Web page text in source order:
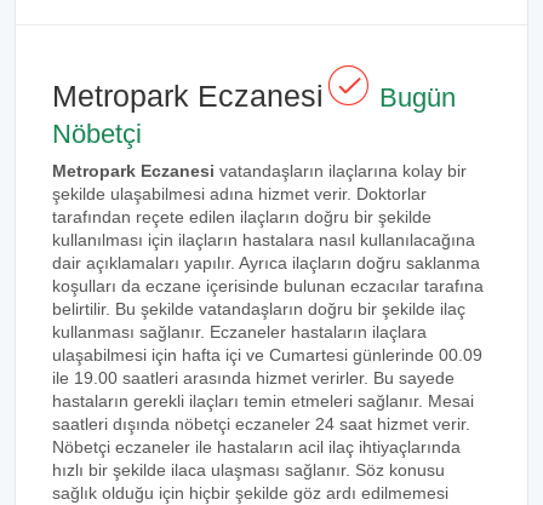
Metropark Eczanesi
Bugün
Nöbetçi
Metropark Eczanesi vatandaşların ilaçlarına kolay bir
şekilde ulaşabilmesi adına hizmet verir. Doktorlar
tarafından reçete edilen ilaçların doğru bir şekilde
kullanılması için ilaçların hastalara nasıl kullanılacağına
dair açıklamaları yapılır. Ayrıca ilaçların doğru saklanma
koşulları da eczane içerisinde bulunan eczacılar tarafına
belirtilir. Bu şekilde vatandaşların doğru bir şekilde ilaç
kullanması sağlanır. Eczaneler hastaların ilaçlara
ulaşabilmesi için hafta içi ve Cumartesi günlerinde 00.09
ile 19.00 saatleri arasında hizmet verirler. Bu sayede
hastaların gerekli ilaçları temin etmeleri sağlanır. Mesai
saatleri dışında nöbetçi eczaneler 24 saat hizmet verir.
Nöbetçi eczaneler ile hastaların acil ilaç ihtiyaçlarında
hızlı bir şekilde ilaca ulaşması sağlanır. Söz konusu
sağlık olduğu için hiçbir şekilde göz ardı edilmemesi